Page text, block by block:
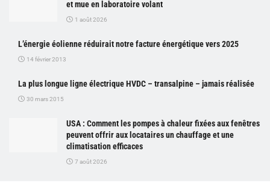
et mue en laboratoire volant
1 août 2026
L’énergie éolienne réduirait notre facture énergétique vers 2025
14 février 2013
La plus longue ligne électrique HVDC – transalpine – jamais réalisée
30 mars 2015
USA : Comment les pompes à chaleur fixées aux fenêtres
peuvent offrir aux locataires un chauffage et une
climatisation efficaces
7 août 2026